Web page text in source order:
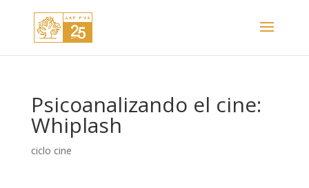
Psicoanalizando el cine:
Whiplash
ciclo cine